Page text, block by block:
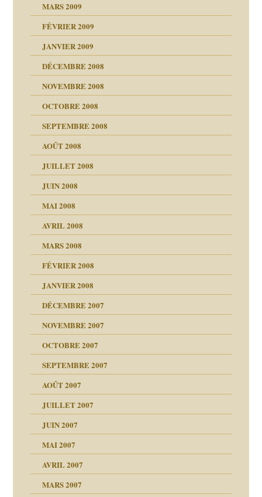
MARS 2009
FÉVRIER 2009
JANVIER 2009
DÉCEMBRE 2008
NOVEMBRE 2008
OCTOBRE 2008
SEPTEMBRE 2008
AOÛT 2008
JUILLET 2008
JUIN 2008
MAI 2008
aujourd’hui
thérapeutiques
AVRIL 2008
MARS 2008
FÉVRIER 2008
à lui
JANVIER 2008
DÉCEMBRE 2007
printemps
NOVEMBRE 2007
OCTOBRE 2007
SEPTEMBRE 2007
AOÛT 2007
JUILLET 2007
JUIN 2007
MAI 2007
AVRIL 2007
MARS 2007